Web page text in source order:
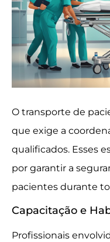
O transporte de
que exige a
qualificados. Esses
por garantir a
pacientes durante
Capacitação e
Profissionais